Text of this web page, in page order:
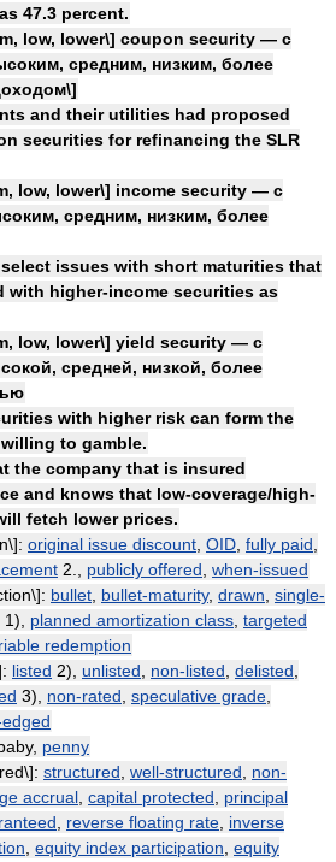
47.3 percent.
low, lower\] coupon security — с
средним, низким, более
and their utilities had proposed
securities for refinancing the SLR
low, lower\] income security — с
средним, низким, более
issues with short maturities that
with higher-income securities as
low, lower\] yield security — с
средней, низкой, более
with higher risk can form the
to gamble.
the company that is insured
and knows that low-coverage/high-
fetch lower prices.
original issue discount OID fully paid
2., publicly offered when-issued
bullet bullet-maturity, drawn single-
1), planned amortization class targeted
redemption
listed 2), unlisted non-listed delisted
3), non-rated speculative grade
penny
structured well-structured
non-
accrual capital protected
principal
reverse floating rate inverse
equity index participation equity